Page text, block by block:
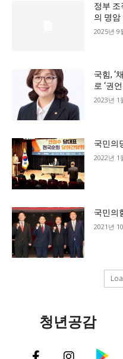
정부 조
의 명암
2025년 9
국힘, ‘
로 ‘권
2023년 1
국민의
2022년 1
국민의
2021년
청년공감